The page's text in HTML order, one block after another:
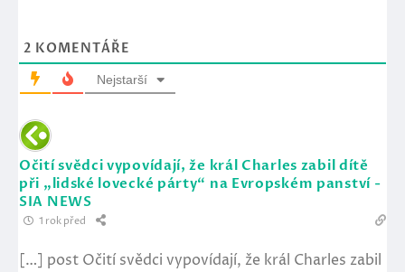
2 KOMENTÁŘE
Nejstarší
Očití svědci vypovídají, že král Charles zabil dítě
při „lidské lovecké párty“ na Evropském panství -
SIA NEWS
1 rok před
[…] post Očití svědci vypovídají, že král Charles zabil